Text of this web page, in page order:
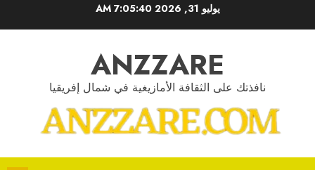
يوليو 31, 2026 7:05:41 AM
ANZZARE
نافذتك على الثقافة الأمازيغية في شمال إفريقيا